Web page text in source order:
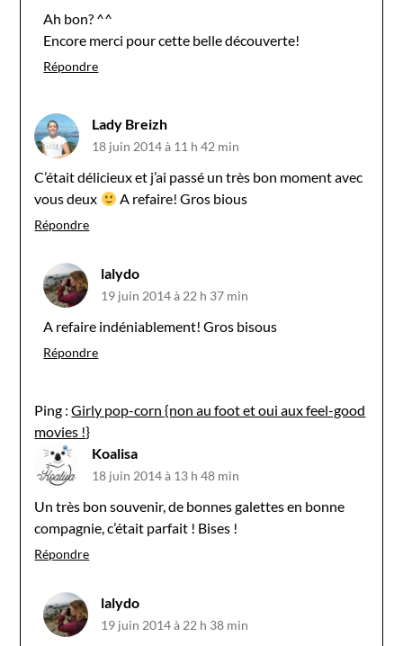
Ah bon? ^^
Encore merci pour cette belle découverte!
Répondre
Lady Breizh
18 juin 2014 à 11 h 42 min
C’était délicieux et j’ai passé un très bon moment avec
vous deux
A refaire! Gros bious
Répondre
lalydo
19 juin 2014 à 22 h 37 min
A refaire indéniablement! Gros bisous
Répondre
Ping :Girly pop-corn {non au foot et oui aux feel-good
movies !}
Koalisa
18 juin 2014 à 13 h 48 min
Un très bon souvenir, de bonnes galettes en bonne
compagnie, c’était parfait ! Bises !
Répondre
lalydo
19 juin 2014 à 22 h 38 min